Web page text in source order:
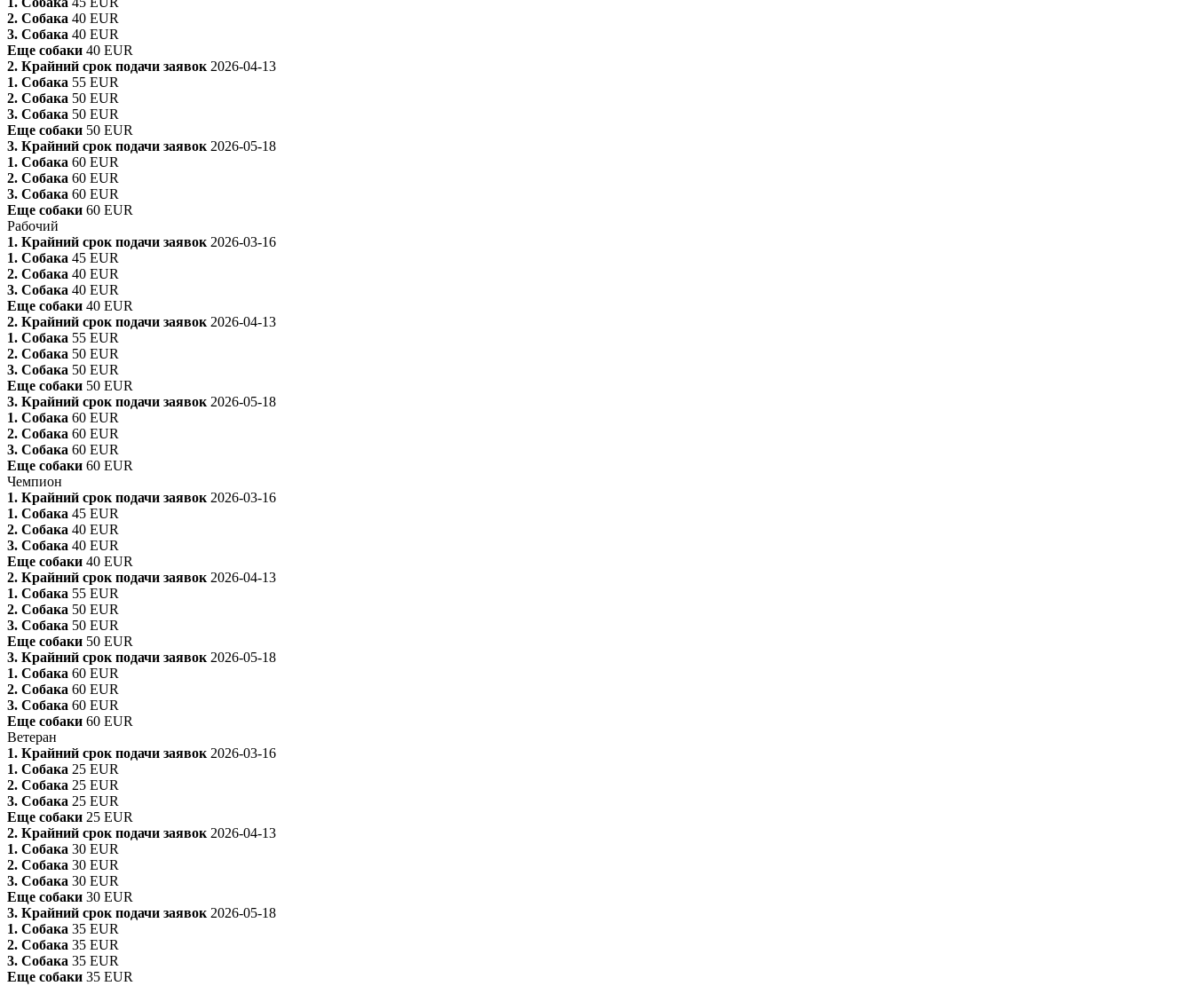
2. Собака 40 EUR
3. Собака 40 EUR
Еще собаки 40 EUR
2. Крайний срок подачи заявок 2026-04-13
1. Собака 55 EUR
2. Собака 50 EUR
3. Собака 50 EUR
Еще собаки 50 EUR
3. Крайний срок подачи заявок 2026-05-18
1. Собака 60 EUR
2. Собака 60 EUR
3. Собака 60 EUR
Еще собаки 60 EUR
Рабочий
1. Крайний срок подачи заявок 2026-03-16
1. Собака 45 EUR
2. Собака 40 EUR
3. Собака 40 EUR
Еще собаки 40 EUR
2. Крайний срок подачи заявок 2026-04-13
1. Собака 55 EUR
2. Собака 50 EUR
3. Собака 50 EUR
Еще собаки 50 EUR
3. Крайний срок подачи заявок 2026-05-18
1. Собака 60 EUR
2. Собака 60 EUR
3. Собака 60 EUR
Еще собаки 60 EUR
Чемпион
1. Крайний срок подачи заявок 2026-03-16
1. Собака 45 EUR
2. Собака 40 EUR
3. Собака 40 EUR
Еще собаки 40 EUR
2. Крайний срок подачи заявок 2026-04-13
1. Собака 55 EUR
2. Собака 50 EUR
3. Собака 50 EUR
Еще собаки 50 EUR
3. Крайний срок подачи заявок 2026-05-18
1. Собака 60 EUR
2. Собака 60 EUR
3. Собака 60 EUR
Еще собаки 60 EUR
Ветеран
1. Крайний срок подачи заявок 2026-03-16
1. Собака 25 EUR
2. Собака 25 EUR
3. Собака 25 EUR
Еще собаки 25 EUR
2. Крайний срок подачи заявок 2026-04-13
1. Собака 30 EUR
2. Собака 30 EUR
3. Собака 30 EUR
Еще собаки 30 EUR
3. Крайний срок подачи заявок 2026-05-18
1. Собака 35 EUR
2. Собака 35 EUR
3. Собака 35 EUR
Еще собаки 35 EUR